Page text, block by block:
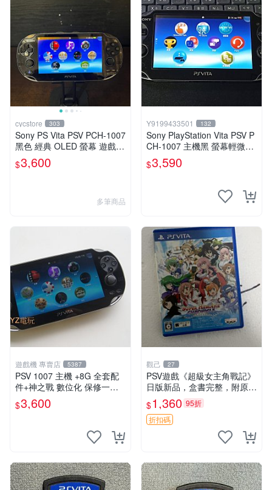
cycstore 303
Sony PS Vita PSV PCH-1007
黑色 經典 OLED 螢幕 遊戲掌
機 附充電線 經典收藏 掌上型
遊戲機
$3,600
多筆商品
Y9199433501 132
Sony PlayStation Vita PSV P
CH-1007 主機黑 螢幕輕微老
化 可安裝遊戲 系統3.74書
$3,590
遊戲機 專賣店 5387
PSV 1007 主機 +8G 全套配
件+神之戰 數位化 保修一年
品質有保障 psvita
$3,600
觀己 27
PSV遊戲《超級女主角戰記》
日版新品，盒書完整，附原裝
包裝，玩樂典藏款，成就全開
任你挑戰 超級女主角戰記 PS
V 游戲 日版 成就全開 DLC 全
$1,360 95折
折扣碼